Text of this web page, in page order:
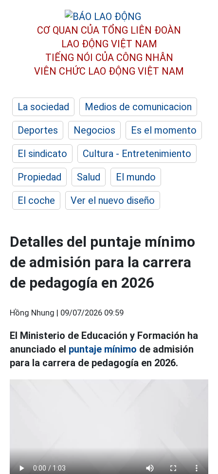
CƠ QUAN CỦA TỔNG LIÊN ĐOÀN
LAO ĐỘNG VIỆT NAM
TIẾNG NÓI CỦA CÔNG NHÂN
VIÊN CHỨC LAO ĐỘNG VIỆT NAM
La sociedad
Medios de comunicacion
Deportes
Negocios
Es el momento
El sindicato
Cultura - Entretenimiento
Propiedad
Salud
El mundo
El coche
Ver el nuevo diseño
Detalles del puntaje mínimo
de admisión para la carrera
de pedagogía en 2026
Hồng Nhung | 09/07/2026 09:59
El Ministerio de Educación y Formación ha
anunciado el puntaje mínimo de admisión
para la carrera de pedagogía en 2026.